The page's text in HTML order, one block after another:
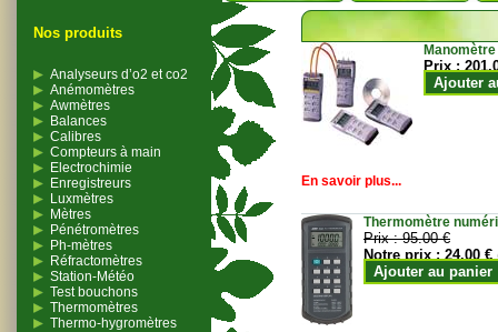
Nos produits
Analyseurs d’o2 et co2
Anémomètres
Awmètres
Balances
Calibres
Compteurs à main
Electrochimie
Enregistreurs
Luxmètres
Mètres
Pénétromètres
Ph-mètres
Réfractomètres
Station-Météo
Test bouchons
Thermomètres
Thermo-hygromètres
Prix :
Ajouter
En savoir plus...
Thermomètre
Prix :95.00 €
Notre prix :24.00 €
Ajouter au panier